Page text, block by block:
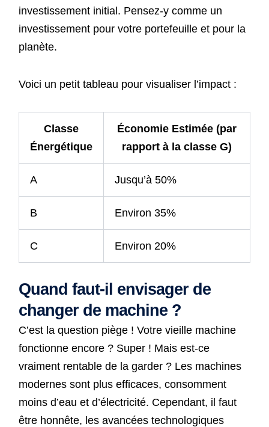
investissement initial. Pensez-y comme un
investissement pour votre portefeuille et pour la
planète.
Voici un petit tableau pour visualiser l’impact :
Classe
Énergétique
Économie Estimée (par
rapport à la classe G)
A Jusqu’à 50%
B Environ 35%
C Environ 20%
Quand faut-il envisager de
changer de machine ?
C’est la question piège ! Votre vieille machine
fonctionne encore ? Super ! Mais est-ce
vraiment rentable de la garder ? Les machines
modernes sont plus efficaces, consomment
moins d’eau et d’électricité. Cependant, il faut
être honnête, les avancées technologiques